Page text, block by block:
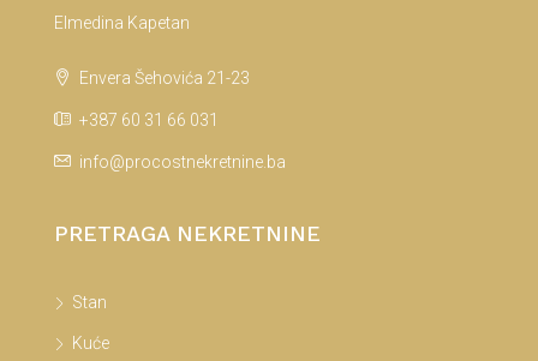
Elmedina Kapetan
Envera Šehovića 21-23
+387 60 31 66 031
info@procostnekretnine.ba
PRETRAGA NEKRETNINE
Stan
Kuće